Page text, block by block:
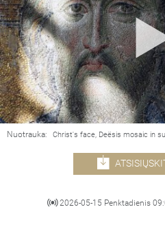
Nuotrauka: Christ's face, Deësis mosaic in
2026-05-15 Penktadienis